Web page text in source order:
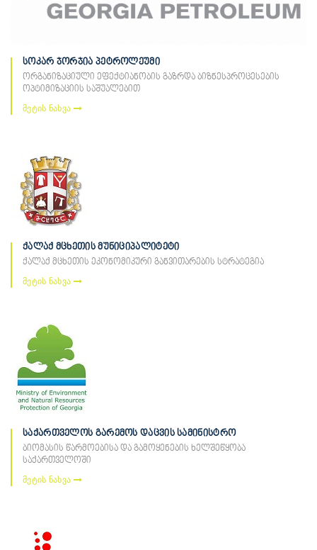
სოკარ ჯორჯია პეტროლეუმი
ორგანიზაციული ეფექტიანობის გაზრდა ბიზნესპროცესების
ოპტიმიზაციის საშუალებით
მეტის ნახვა
ქალაქ მცხეთის მუნიციპალიტეტი
ქალაქ მცხეთის ეკონომიკური განვითარების სტრატეგია
მეტის ნახვა
საქართველოს გარემოს დაცვის სამინისტრო
ბიომასის წარმოებისა და გამოყენების ხელშეწყობა
საქართველოში
მეტის ნახვა